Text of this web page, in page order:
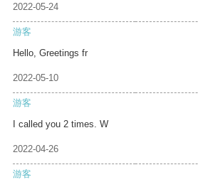
2022-05-24
游客
Hello, Greetings fr
2022-05-10
游客
I called you 2 times. W
2022-04-26
游客